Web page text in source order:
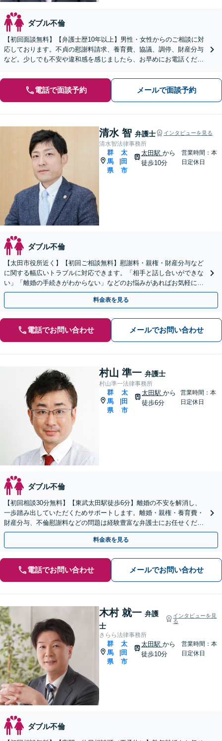
ダブル不倫
【初回面談無料】【弁護士歴10年以上】男性・女性からのご相談に対
応しております。不貞の慰謝料請求、養育費、協議、調停、財産分与
など。少しでも不安や違和感を感じましたら、お早めにお電話くださ
電話で面談予約 メールで面談予約
清水 智 弁護士 インタビューを見る
清水智法律事務所
群
馬
県
太
田
市
太田駅 から
徒歩10分
営業時間：本
日定休日
ダブル不倫
【太田市役所近く】【初回ご相談無料】慰謝料・親権・財産分与など
に関する幅広いトラブルに対応できます。「相手と話し合いができな
い」「離婚の手続きがわからない」などのお悩みがあればお気軽にご
相談を。親身になって対応します【休日の対応可能】
料金表を見る
電話でお問い合わせ メールでお問い合わせ
村山 準一 弁護士
村山準一法律事務所
群
馬
県
太
田
市
太田駅から
徒歩6分
営業時間：本
日定休日
ダブル不倫
【初回相談30分無料】【東武太田駅徒歩6分】離婚の不安を解消し、
一歩踏み出していただくためサポートします。離婚・親権・養育費・
財産分与、不倫慰謝料などの問題は経験豊富な弁護士にお任せくださ
い。熟年離婚も対応。
料金表を見る
電話でお問い合わせ メールでお問い合わせ
木村 就一 弁護
士
インタビューを見
る
きらら法律事務所
群
馬
県
太
田
市
太田駅 から
徒歩10分
営業時間：本
日定休日
ダブル不倫